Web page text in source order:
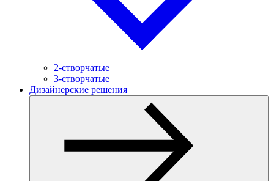
2-створчатые
3-створчатые
Дизайнерские решения